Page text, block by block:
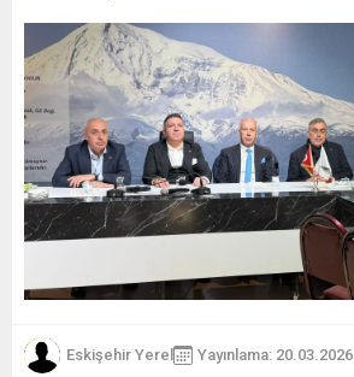
Eskişehir Yerel Yayınlama: 20.03.2026